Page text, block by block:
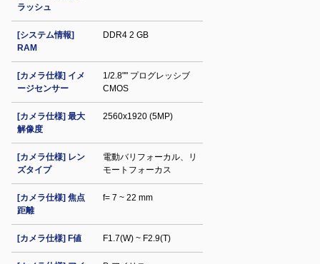
ラッシュ
[システム情報]
RAM
DDR4 2 GB
[カメラ仕様] イメ
ージセンサー
1/2.8"" プログレッシブ
CMOS
[カメラ仕様] 最大
解像度
2560x1920 (5MP)
[カメラ仕様] レン
ズタイプ
電動バリフォーカル、リ
モートフォーカス
[カメラ仕様] 焦点
距離
f= 7 ~ 22 mm
[カメラ仕様] F値 F1.7(W) ~ F2.9(T)